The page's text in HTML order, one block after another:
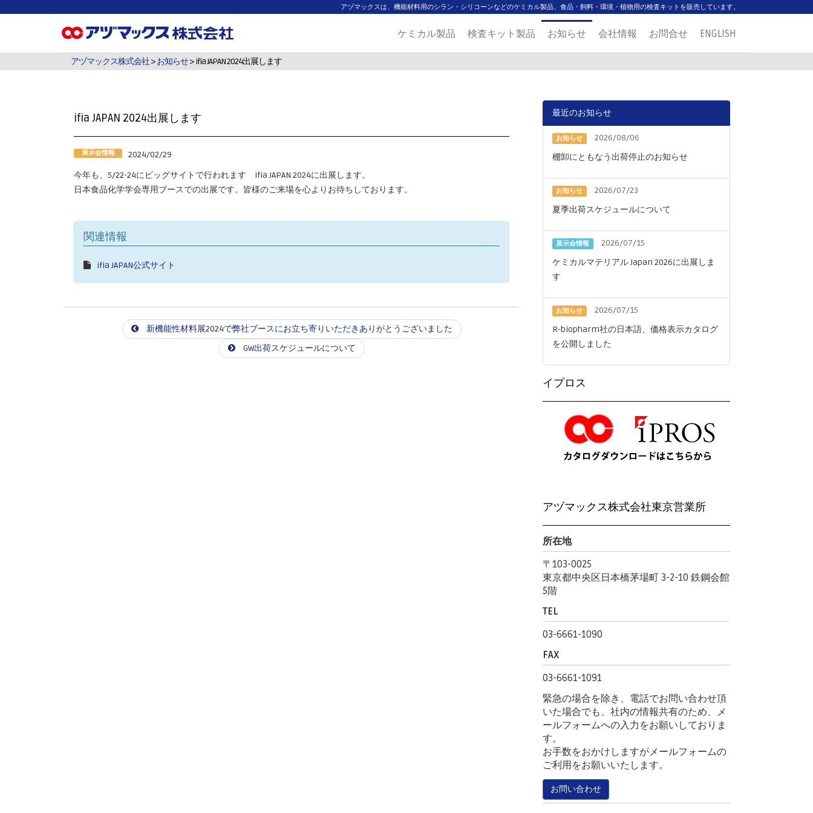
アヅマックスは、機能材料用のシラン・シリコーンなどのケミカル製品、食品・飼料・環境・植物用の検査キットを販売しています。
ケミカル製品 検査キット製品 お知らせ 会社情報 お問合せ ENGLISH
アヅマックス株式会社>お知らせ> ifia JAPAN 2024出展します
ifia JAPAN 2024出展します
展示会情報
2024/02/29
今年も、5/22-24にビッグサイトで行われます ifia JAPAN 2024に出展します。
日本食品化学学会専用ブースでの出展です。皆様のご来場を心よりお待ちしております。
関連情報
ifia JAPAN公式サイト
新機能性材料展2024で弊社ブースにお立ち寄りいただきありがとうございました
GW出荷スケジュールについて
最近のお知らせ
お知らせ
2026/08/06
棚卸にともなう出荷停止のお知らせ
お知らせ
2026/07/23
夏季出荷スケジュールについて
展示会情報
2026/07/15
ケミカルマテリアル Japan 2026に出展しま
す
お知らせ
2026/07/15
R-biopharm社の日本語、価格表示カタログ
を公開しました
イプロス
アヅマックス株式会社東京営業所
所在地
〒103-0025
東京都中央区日本橋茅場町 3-2-10 鉄鋼会館
5階
TEL
03-6661-1090
FAX
03-6661-1091
緊急の場合を除き、電話でお問い合わせ頂
いた場合でも、社内の情報共有のため、メ
ールフォームへの入力をお願いしておりま
す。
お手数をおかけしますがメールフォームの
ご利用をお願いいたします。
お問い合わせ